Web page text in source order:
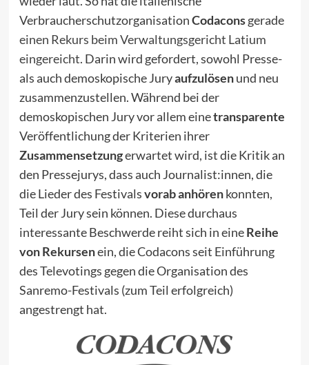
VerbraucherschutzorganisationCodaconsgerade
einen Rekurs beim Verwaltungsgericht Latium
eingereicht. Darin wird gefordert, sowohl Presse-
als auch demoskopische Juryaufzulösenund neu
zusammenzustellen. Während bei der
demoskopischen Jury vor allem einetransparente
Veröffentlichung der Kriterien ihrer
Zusammensetzungerwartet wird, ist die Kritik an
den Pressejurys, dass auch Journalist:innen, die
die Lieder des Festivalsvorab anhörenkonnten,
Teil der Jury sein können. Diese durchaus
interessante Beschwerde reiht sich in eineReihe
von Rekursenein, die Codacons seit Einführung
des Televotings gegen die Organisation des
Sanremo-Festivals (zum Teil erfolgreich)
angestrengt hat.